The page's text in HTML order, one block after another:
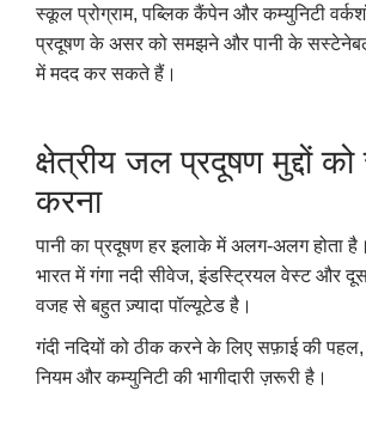
स्कूल प्रोग्राम, पब्लिक कैंपेन और कम्युनिटी
प्रदूषण के असर को समझने और पानी के
में मदद कर सकते हैं।
क्षेत्रीय जल प्रदूषण मुद्दों
करना
पानी का प्रदूषण हर इलाके में अलग-अलग होता
भारत में गंगा नदी सीवेज, इंडस्ट्रियल वेस्ट और
वजह से बहुत ज़्यादा पॉल्यूटेड है।
गंदी नदियों को ठीक करने के लिए सफ़ाई की
नियम और कम्युनिटी की भागीदारी ज़रूरी है।